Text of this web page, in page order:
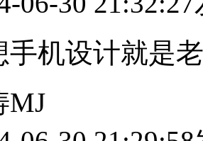
手机设计就是
MJ